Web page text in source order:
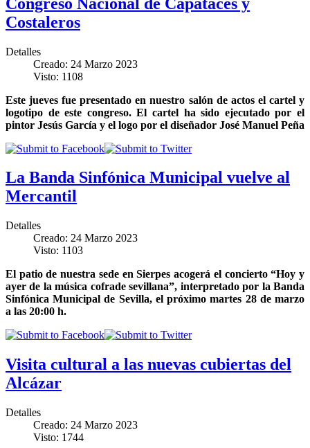
Costaleros
Detalles
Creado: 24 Marzo 2023
Visto: 1108
Este jueves fue presentado en nuestro salón de actos el cartel y
logotipo de este congreso. El cartel ha sido ejecutado por el
pintor Jesús García y el logo por el diseñador José Manuel Peña
La Banda Sinfónica Municipal vuelve al
Mercantil
Detalles
Creado: 24 Marzo 2023
Visto: 1103
El patio de nuestra sede en Sierpes acogerá el concierto “Hoy y
ayer de la música cofrade sevillana”, interpretado por la Banda
Sinfónica Municipal de Sevilla, el próximo martes 28 de marzo
a las 20:00 h.
Visita cultural a las nuevas cubiertas del
Alcázar
Detalles
Creado: 24 Marzo 2023
Visto: 1744